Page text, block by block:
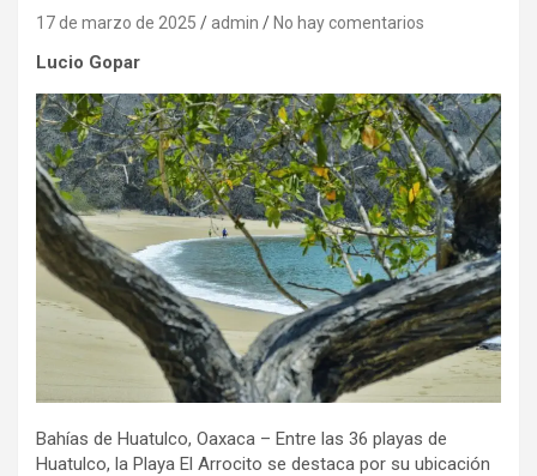
17 de marzo de 2025 admin No hay comentarios
Lucio Gopar
Bahías de Huatulco, Oaxaca – Entre las 36 playas de
Huatulco, la Playa El Arrocito se destaca por su ubicación